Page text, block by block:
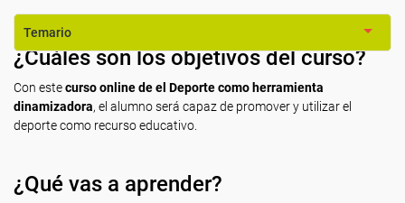
Temario
¿Cuáles son los objetivos del curso?
Con estecurso online de el Deporte como herramienta
dinamizadora, el alumno será capaz de promover y utilizar el
deporte como recurso educativo.
¿Qué vas a aprender?